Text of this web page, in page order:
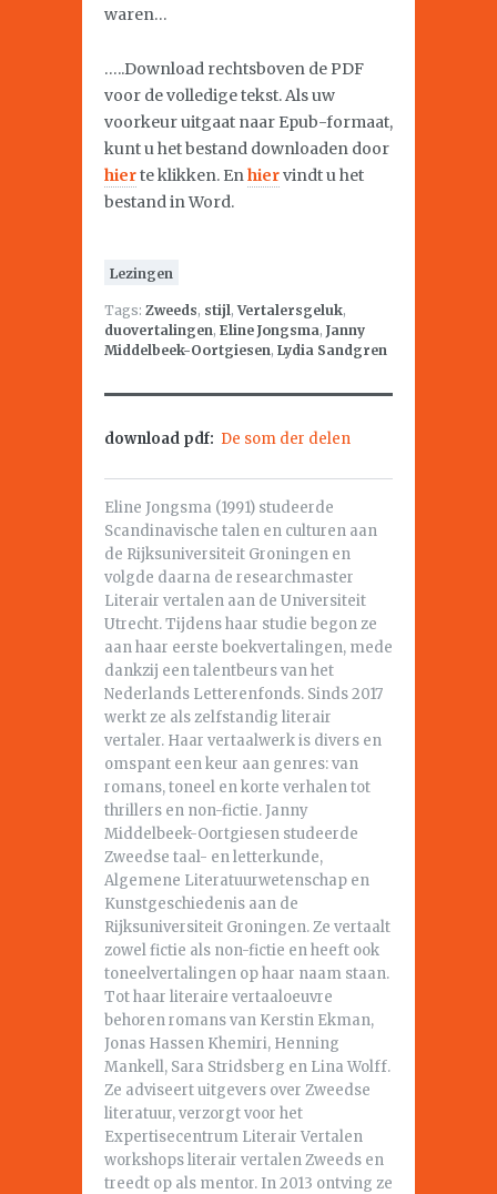
waren…
…..Download rechtsboven de PDF
voor de volledige tekst. Als uw
voorkeur uitgaat naar Epub-formaat,
kunt u het bestand downloaden door
hierte klikken. Enhiervindt u het
bestand in Word.
Lezingen
Tags: Zweeds, stijl,Vertalersgeluk,
duovertalingen, Eline Jongsma, Janny
Middelbeek-Oortgiesen, Lydia Sandgren
download pdf: De som der delen
Eline Jongsma (1991) studeerde
Scandinavische talen en culturen aan
de Rijksuniversiteit Groningen en
volgde daarna de researchmaster
Literair vertalen aan de Universiteit
Utrecht. Tijdens haar studie begon ze
aan haar eerste boekvertalingen, mede
dankzij een talentbeurs van het
Nederlands Letterenfonds. Sinds 2017
werkt ze als zelfstandig literair
vertaler. Haar vertaalwerk is divers en
omspant een keur aan genres: van
romans, toneel en korte verhalen tot
thrillers en non-fictie. Janny
Middelbeek-Oortgiesen studeerde
Zweedse taal- en letterkunde,
Algemene Literatuurwetenschap en
Kunstgeschiedenis aan de
Rijksuniversiteit Groningen. Ze vertaalt
zowel fictie als non-fictie en heeft ook
toneelvertalingen op haar naam staan.
Tot haar literaire vertaaloeuvre
behoren romans van Kerstin Ekman,
Jonas Hassen Khemiri, Henning
Mankell, Sara Stridsberg en Lina Wolff.
Ze adviseert uitgevers over Zweedse
literatuur, verzorgt voor het
Expertisecentrum Literair Vertalen
workshops literair vertalen Zweeds en
treedt op als mentor. In 2013 ontving ze